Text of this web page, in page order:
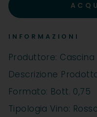
INFORMAZIONI
Produttore: Cascina
Descrizione
Formato: Bott. 0,75
Tipologia Vino: